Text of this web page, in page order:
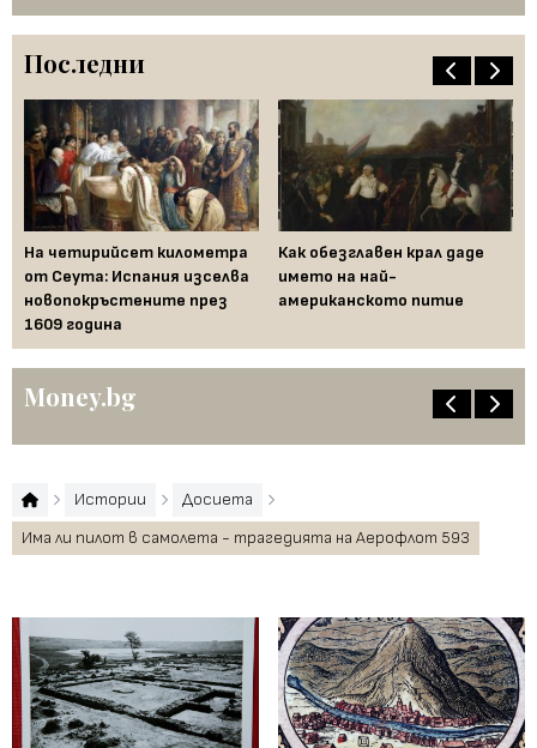
Последни
На четирийсет километра
от Сеута: Испания изселва
новопокръстените през
1609 година
Как обезглавен крал даде
името на най-
американското питие
Money.bg
Истории
Досиета
Има ли пилот в самолета - трагедията на Аерофлот 593